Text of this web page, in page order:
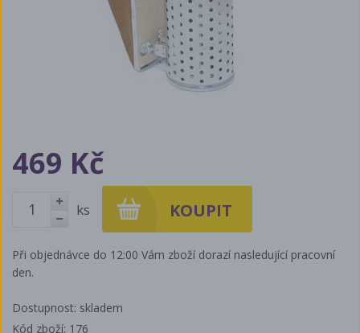
469 Kč
+
ks
Při objednávce do 12:00 Vám zboží dorazí nasledující pracovní
den.
Dostupnost: skladem
Kód zboží: 176